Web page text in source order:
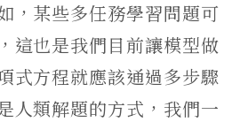
，某些多任務學習問題可
這也是我們目前讓模型做
式方程就應該通過多步驟
人類解題的方式，我們一